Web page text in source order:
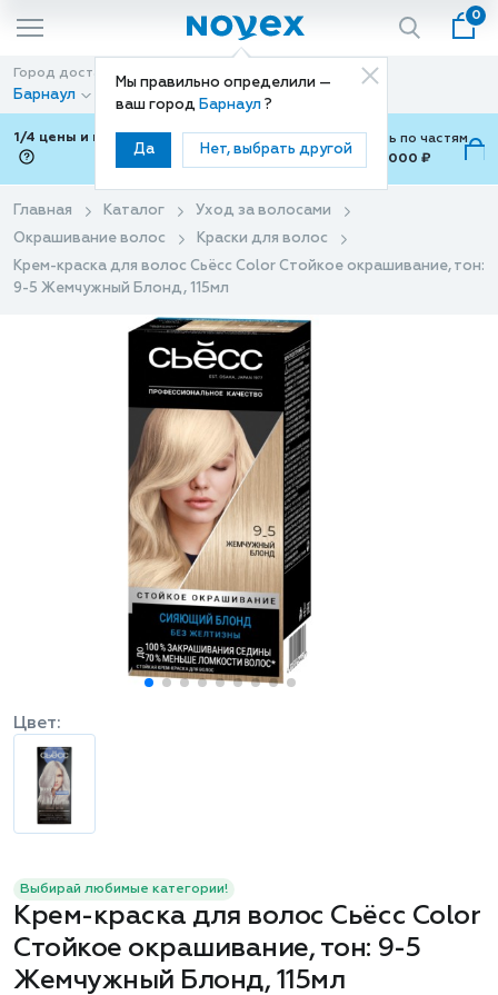
Мы правильно определили —
ваш город Барнаул ?
Да Нет, выбрать другой
0
Город доставки
Барнаул
Способ доставки
Доставка
1/4 цены и покупки ваши с Подели
Можно оплатить по частям
от 700 ₽ до 15,000 ₽
Главная Каталог
Уход за волосами
Окрашивание волос
Краски для волос
Крем-краска для волос Сьёсс Color Стойкое окрашивание, тон:
9-5 Жемчужный Блонд, 115мл
Выбирай любимые категории!
Крем-краска для волос Сьёсс Color
Стойкое окрашивание, тон: 9-5
Жемчужный Блонд, 115мл
Цвет: